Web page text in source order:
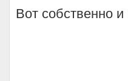
Вот собственно